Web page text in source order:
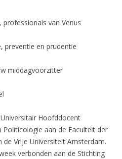
van Venus
preventie en prudentie
middagvoorzitter
Universitair Hoofddocent
Politicologie aan de Faculteit der
de Vrije Universiteit Amsterdam.
verbonden aan de Stichting